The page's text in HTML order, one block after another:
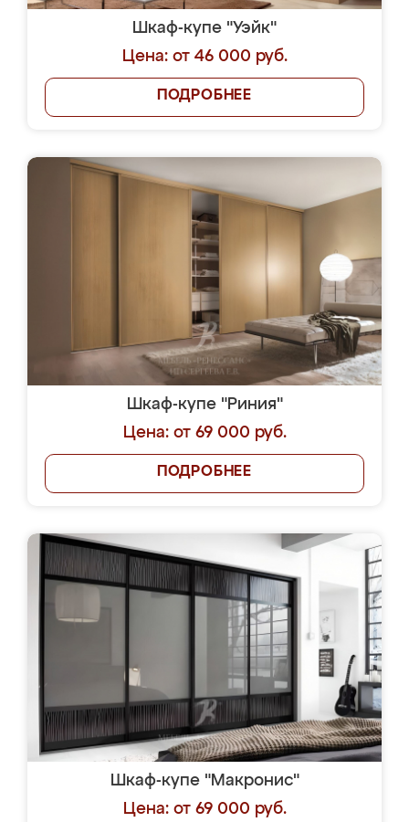
Шкаф-купе "Уэйк"
Цена: от 46 000 руб.
ПОДРОБНЕЕ
Шкаф-купе "Риния"
Цена: от 69 000 руб.
ПОДРОБНЕЕ
Шкаф-купе "Макронис"
Цена: от 69 000 руб.